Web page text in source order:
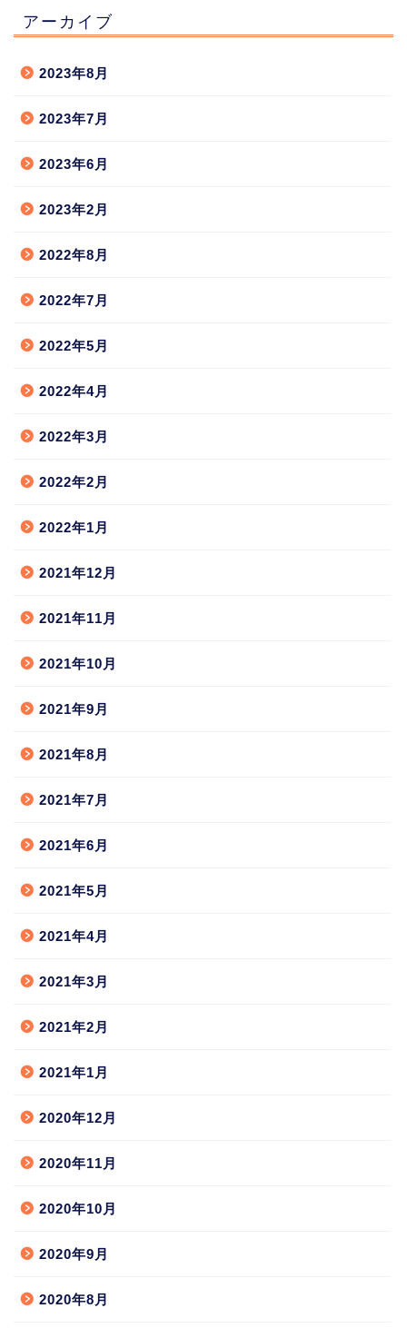
アーカイブ
2023年8月
2023年7月
2023年6月
2023年2月
2022年8月
2022年7月
2022年5月
2022年4月
2022年3月
2022年2月
2022年1月
2021年12月
2021年11月
2021年10月
2021年9月
2021年8月
2021年7月
2021年6月
2021年5月
2021年4月
2021年3月
2021年2月
2021年1月
2020年12月
2020年11月
2020年10月
2020年9月
2020年8月